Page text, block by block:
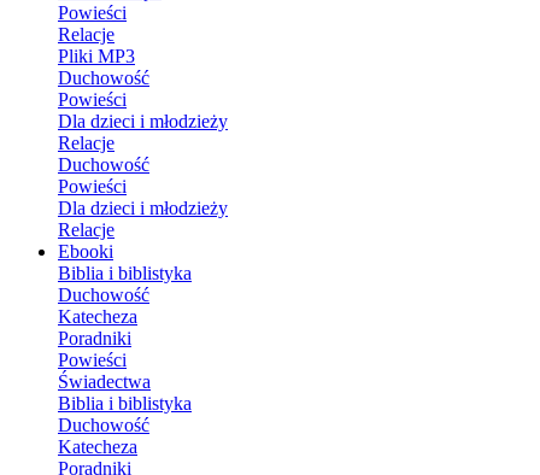
Powieści
Relacje
Pliki MP3
Duchowość
Powieści
Dla dzieci i młodzieży
Relacje
Duchowość
Powieści
Dla dzieci i młodzieży
Relacje
Ebooki
Biblia i biblistyka
Duchowość
Katecheza
Poradniki
Powieści
Świadectwa
Biblia i biblistyka
Duchowość
Katecheza
Poradniki